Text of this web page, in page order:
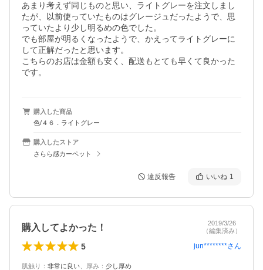
あまり考えず同じものと思い、ライトグレーを注文しまし
たが、以前使っていたものはグレージュだったようで、思
っていたより少し明るめの色でした。
でも部屋が明るくなったようで、かえってライトグレーに
して正解だったと思います。
こちらのお店は金額も安く、配送もとても早くて良かった
です。
購入した商品
色/４６．ライトグレー
購入したストア
さらら感カーペット
違反報告 いいね 1
購入してよかった！
2019/3/26
（編集済み）
5 jun********さん
肌触り ： 非常に良い 厚み ： 少し厚め